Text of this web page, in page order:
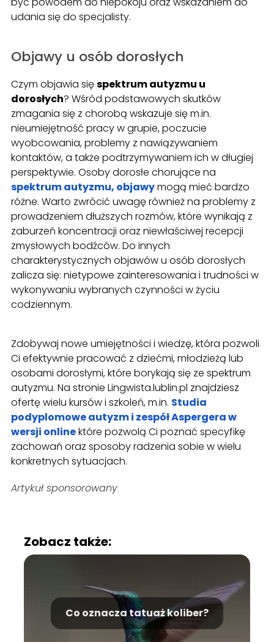
udania się do specjalisty.
Objawy u osób dorosłych
Czym objawia sięspektrum autyzmu u
dorosłych? Wśród podstawowych skutków
zmagania się z chorobą wskazuje się m.in.
nieumiejętność pracy w grupie, poczucie
wyobcowania, problemy z nawiązywaniem
kontaktów, a także podtrzymywaniem ich w długiej
perspektywie. Osoby dorosłe chorujące na
spektrum autyzmu, objawymogą mieć bardzo
różne. Warto zwrócić uwagę również na problemy z
prowadzeniem dłuższych rozmów, które wynikają z
zaburzeń koncentracji oraz niewłaściwej recepcji
zmysłowych bodźców. Do innych
charakterystycznych objawów u osób dorosłych
zalicza się: nietypowe zainteresowania i trudności w
wykonywaniu wybranych czynności w życiu
codziennym.
Zdobywaj nowe umiejętności i wiedzę, która pozwoli
Ci efektywnie pracować z dziećmi, młodzieżą lub
osobami dorosłymi, które borykają się ze spektrum
autyzmu. Na stronie Lingwista.lublin.pl znajdziesz
ofertę wielu kursów i szkoleń, m.in. Studia
podyplomowe autyzm i zespół Aspergera w
wersji onlinektóre pozwolą Ci poznać specyfikę
zachowań oraz sposoby radzenia sobie w wielu
konkretnych sytuacjach.
Artykuł sponsorowany
Zobacz także:
Co oznacza tatuaż koliber?